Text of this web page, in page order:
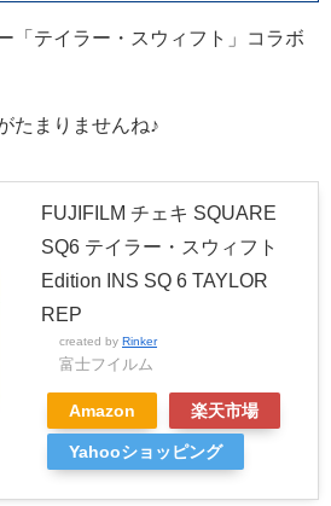
「テイラー・スウィフト」コラボ
たまりませんね♪
FUJIFILM チェキ SQUARE
SQ6 テイラー・スウィフト
Edition INS SQ 6 TAYLOR
REP
created by Rinker
富士フイルム
Amazon 楽天市場
Yahooショッピング